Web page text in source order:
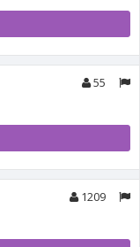
55
1209